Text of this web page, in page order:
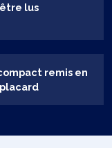
lus
remis en